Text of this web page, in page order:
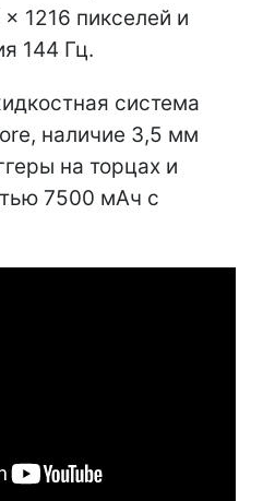
1216 пикселей и
144 Гц.
система
наличие 3,5 мм
на торцах и
7500 мАч с